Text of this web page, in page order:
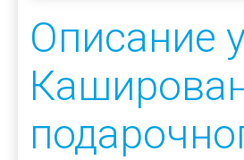
Описание